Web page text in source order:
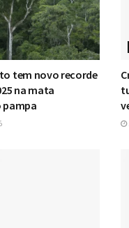
tem novo recorde
na mata
pampa